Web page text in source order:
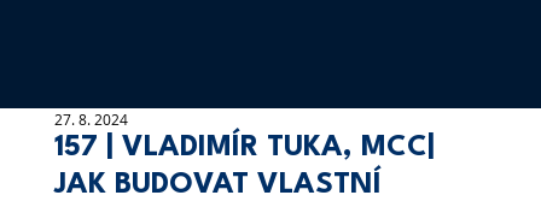
157 | VLADIMÍR TUKA, MCC|
JAK BUDOVAT VLASTNÍ
27. 8. 2024